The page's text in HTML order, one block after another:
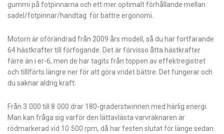
gummi på fotpinnarna och ett mer optimalt förhållande mellan
sadel/fotpinnar/handtag för bättre ergonomi.
Motorn är oförändrad från 2009 års ­modell, så du har fortfarande
64 hästkrafter till förfogande. Det är förvisso åtta hästkrafter
färre än i er-6, men de har tagits från toppen av effektregistret
och tilllförts längre ner för att göra vridet bättre. Det fungerar och
du saknar aldrig kraft.
Från 3 000 till 8 000 drar 180-graderstwinnen med härlig energi.
Man kan fråga sig varför den lättavlästa varvräknaren är
rödmarkerad vid 10 500 rpm, då har festen slutat för länge sedan.